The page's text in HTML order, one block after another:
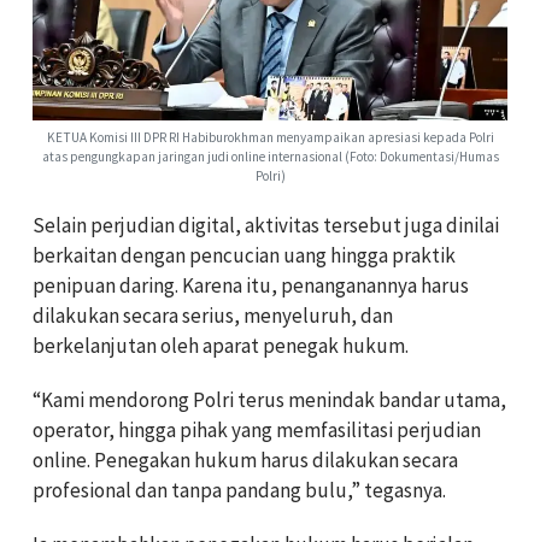
KETUA Komisi III DPR RI Habiburokhman menyampaikan apresiasi kepada Polri
atas pengungkapan jaringan judi online internasional (Foto: Dokumentasi/Humas
Polri)
Selain perjudian digital, aktivitas tersebut juga dinilai
berkaitan dengan pencucian uang hingga praktik
penipuan daring. Karena itu, penanganannya harus
dilakukan secara serius, menyeluruh, dan
berkelanjutan oleh aparat penegak hukum.
“Kami mendorong Polri terus menindak bandar utama,
operator, hingga pihak yang memfasilitasi perjudian
online. Penegakan hukum harus dilakukan secara
profesional dan tanpa pandang bulu,” tegasnya.